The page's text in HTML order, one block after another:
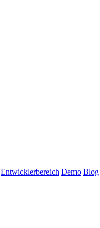
Entwicklerbereich Demo Blog